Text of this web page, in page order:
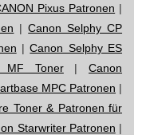
Pixus Patronen |
|Canon Selphy CP
|Canon Selphy ES
MF Toner|Canon
MPC Patronen |
Toner & Patronen für
Starwriter Patronen |